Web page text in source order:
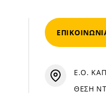
Ε.Ο.
ΘΕΣΗ